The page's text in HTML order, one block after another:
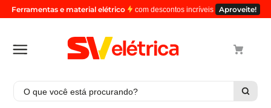
Ferramentas e material elétrico com descontos incríveis Aproveite!
O que você está procurando?